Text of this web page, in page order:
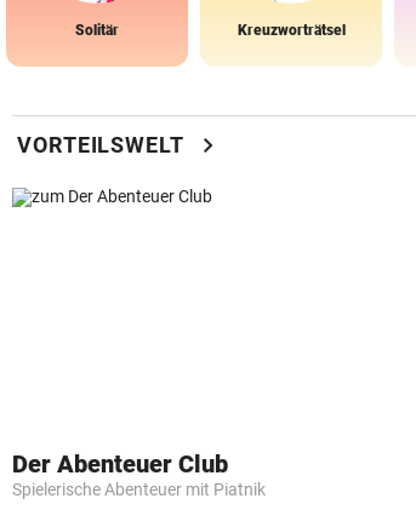
Solitär Kreuzworträtsel
VORTEILSWELT chevron_right
Der Abenteuer Club
Spielerische Abenteuer mit Piatnik